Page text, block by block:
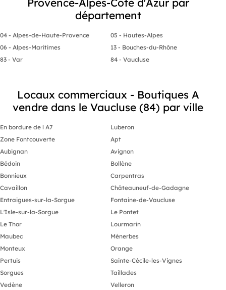
magasins, fonds de commerce CHR,
murs commerciaux à l'achat. Vous avez
un bien à vendre ? Vous souhaitez
département
04 - Alpes-de-Haute-Provence
05 - Hautes-Alpes
06 - Alpes-Maritimes
13 - Bouches-du-Rhône
83 - Var
84 - Vaucluse
Locaux commerciaux - Boutiques A
vendre dans le Vaucluse (84) par ville
En bordure de l A7
Luberon
Zone Fontcouverte
Apt
Aubignan
Avignon
Bédoin
Bollène
Bonnieux
Carpentras
Cavaillon
Châteauneuf-de-Gadagne
Entraigues-sur-la-Sorgue
Fontaine-de-Vaucluse
L'Isle-sur-la-Sorgue
Le Pontet
Le Thor
Lourmarin
Maubec
Ménerbes
Monteux
Orange
Pertuis
Sainte-Cécile-les-Vignes
Sorgues
Taillades
Vedène
Velleron